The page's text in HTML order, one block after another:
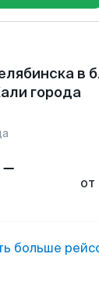
в
города
—
от
больше